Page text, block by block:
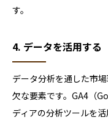
す。
4. データを活用する
データ分析を通した市
欠な要素です。GA4（
ディアの分析ツールを